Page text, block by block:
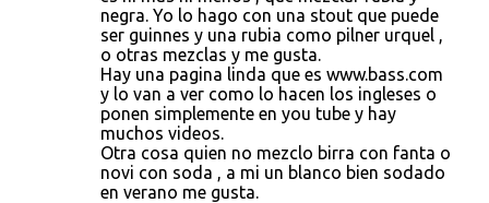
negra. Yo lo hago con una stout que puede
ser guinnes y una rubia como pilner urquel ,
o otras mezclas y me gusta.
Hay una pagina linda que es www.bass.com
y lo van a ver como lo hacen los ingleses o
ponen simplemente en you tube y hay
muchos videos.
Otra cosa quien no mezclo birra con fanta o
novi con soda , a mi un blanco bien sodado
en verano me gusta.